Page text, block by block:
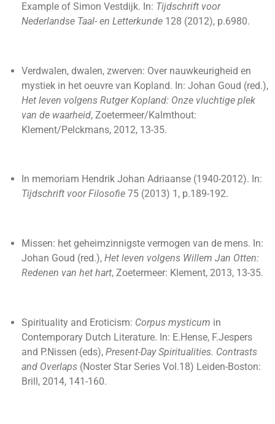
Example of Simon Vestdijk. In: Tijdschrift voor
Nederlandse Taal- en Letterkunde 128 (2012), p.6980.
Verdwalen, dwalen, zwerven: Over nauwkeurigheid en
mystiek in het oeuvre van Kopland. In: Johan Goud (red.),
Het leven volgens Rutger Kopland: Onze vluchtige plek
van de waarheid, Zoetermeer/Kalmthout:
Klement/Pelckmans, 2012, 13-35.
In memoriam Hendrik Johan Adriaanse (1940-2012). In:
Tijdschrift voor Filosofie 75 (2013) 1, p.189-192.
Missen: het geheimzinnigste vermogen van de mens. In:
Johan Goud (red.), Het leven volgens Willem Jan Otten:
Redenen van het hart, Zoetermeer: Klement, 2013, 13-35.
Spirituality and Eroticism: Corpus mysticum in
Contemporary Dutch Literature. In: E.Hense, F.Jespers
and P.Nissen (eds), Present-Day Spiritualities. Contrasts
and Overlaps(Noster Star Series Vol.18) Leiden-Boston:
Brill, 2014, 141-160.